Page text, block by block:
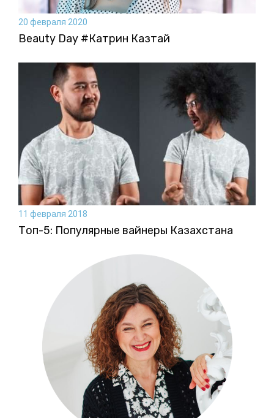
20 февраля 2020
Beauty Day #Катрин Казтай
11 февраля 2018
Топ-5: Популярные вайнеры Казахстана